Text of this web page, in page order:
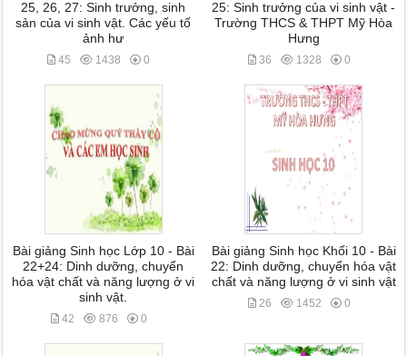
25, 26, 27: Sinh trưởng, sinh
sản của vi sinh vật. Các yếu tố
ảnh hư
45 1438 0
25: Sinh trưởng của vi sinh vật -
Trường THCS & THPT Mỹ Hòa
Hưng
36 1328 0
Bài giảng Sinh học Lớp 10 - Bài
22+24: Dinh dưỡng, chuyển
hóa vật chất và năng lượng ở vi
sinh vật.
42 876 0
Bài giảng Sinh học Khối 10 - Bài
22: Dinh dưỡng, chuyển hóa vật
chất và năng lượng ở vi sinh vật
26 1452 0